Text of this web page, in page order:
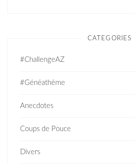
CATEGORIES
#ChallengeAZ
#Généathème
Anecdotes
Coups de Pouce
Divers